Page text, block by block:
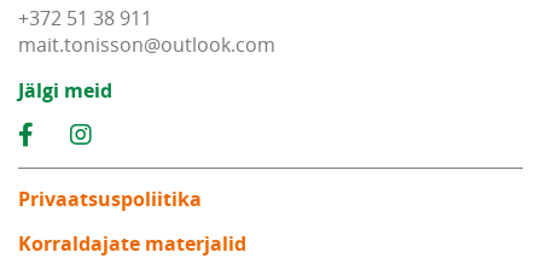
+372 51 38 911
mait.tonisson@outlook.com
Jälgi meid
Privaatsuspoliitika
Korraldajate materjalid